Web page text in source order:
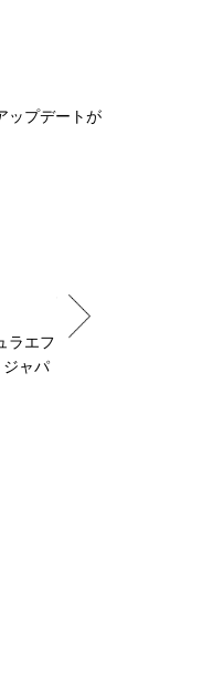
ップデートが
ラエフ
ジャパ
パイロット タイプ
トレンディなブロン
2カウンターのエ